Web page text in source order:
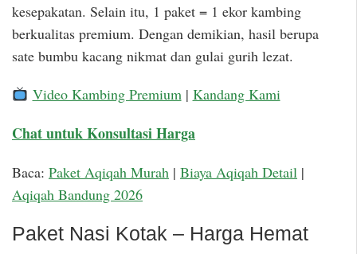
kesepakatan. Selain itu, 1 paket = 1 ekor kambing
berkualitas premium. Dengan demikian, hasil berupa
sate bumbu kacang nikmat dan gulai gurih lezat.
Video Kambing Premium| Kandang Kami
Chat untuk Konsultasi Harga
Baca: Paket Aqiqah Murah | Biaya Aqiqah Detail |
Aqiqah Bandung 2026
Paket Nasi Kotak – Harga Hemat